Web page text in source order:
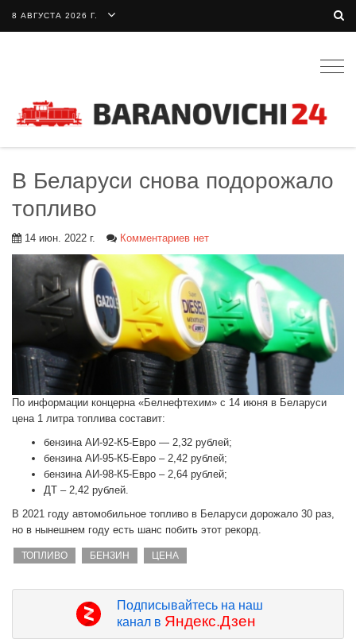
8 АВГУСТА 2026 Г.
В Беларуси снова подорожало
топливо
14 июн. 2022 г. Комментариев нет
По информации концерна «Белнефтехим» с 14 июня в Беларуси
цена 1 литра топлива составит:
бензина АИ-92-К5-Евро — 2,32 рублей;
бензина АИ-95-К5-Евро – 2,42 рублей;
бензина АИ-98-К5-Евро – 2,64 рублей;
ДТ – 2,42 рублей.
В 2021 году автомобильное топливо в Беларуси дорожало 30 раз,
но в нынешнем году есть шанс побить этот рекорд.
ТОПЛИВО БЕНЗИН ЦЕНА
Подписывайтесь на наш
канал в Яндекс.Дзен